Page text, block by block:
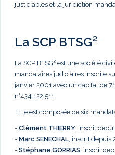
justiciables et la juridiction
La SCP BTSG²
La SCP BTSG² est une société
mandataires judiciaires inscrite
janvier 2001 avec un capital de
n°434.122.511.
Elle est composée de six
- Clément THIERRY, inscrit
- Marc SENECHAL, inscrit depuis
- Stéphane GORRIAS, inscrit